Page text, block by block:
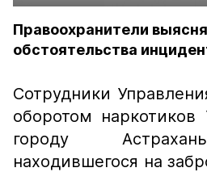
Правоохранители
обстоятельства
Сотрудники
оборотом
городу
находившегося на